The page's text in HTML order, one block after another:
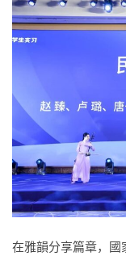
在雅韻分享篇章，